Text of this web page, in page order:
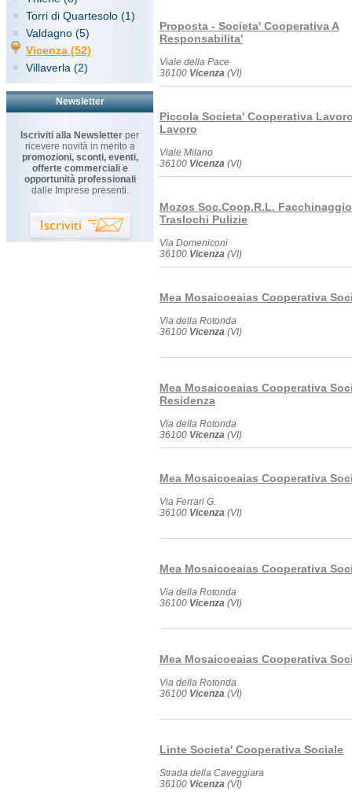
Torri di Quartesolo (1)
Valdagno (5)
Vicenza (52)
Villaverla (2)
Newsletter
Iscriviti alla Newsletter per
ricevere novità in merito a
promozioni, sconti, eventi,
offerte commerciali e
opportunità professionali
dalle Imprese presenti.
Proposta - Societa' Cooperativa A
Responsabilita'
Viale della Pace
36100 Vicenza (VI)
Piccola Societa' Cooperativa
Lavoro
Viale Milano
36100 Vicenza (VI)
Mozos Soc.Coop.R.L. Facchinaggio
Traslochi Pulizie
Via Domeniconi
36100 Vicenza (VI)
Mea Mosaicoeaias Cooperativa
Via della Rotonda
36100 Vicenza (VI)
Mea Mosaicoeaias Cooperativa
Residenza
Via della Rotonda
36100 Vicenza (VI)
Mea Mosaicoeaias Cooperativa
Via Ferrari G.
36100 Vicenza (VI)
Mea Mosaicoeaias Cooperativa
Via della Rotonda
36100 Vicenza (VI)
Mea Mosaicoeaias Cooperativa
Via della Rotonda
36100 Vicenza (VI)
Linte Societa' Cooperativa Sociale
Strada della Caveggiara
36100 Vicenza (VI)